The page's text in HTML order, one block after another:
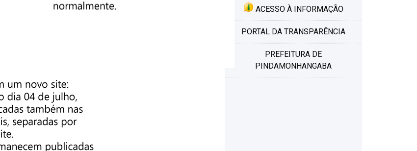
ACESSO À INFORMAÇÃO
PORTAL DA TRANSPARÊNCIA
PREFEITURA DE
PINDAMONHANGABA